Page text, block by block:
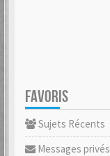
FAVORIS
Sujets Récents
Messages privés